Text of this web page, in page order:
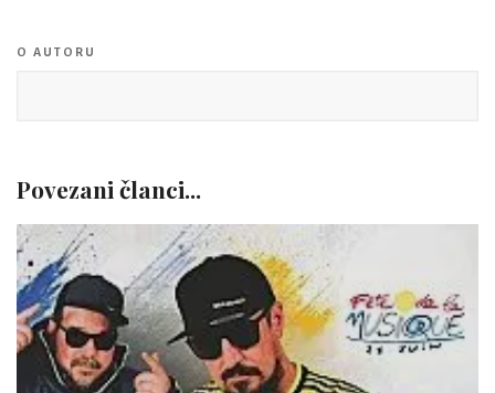
O AUTORU
Povezani članci...